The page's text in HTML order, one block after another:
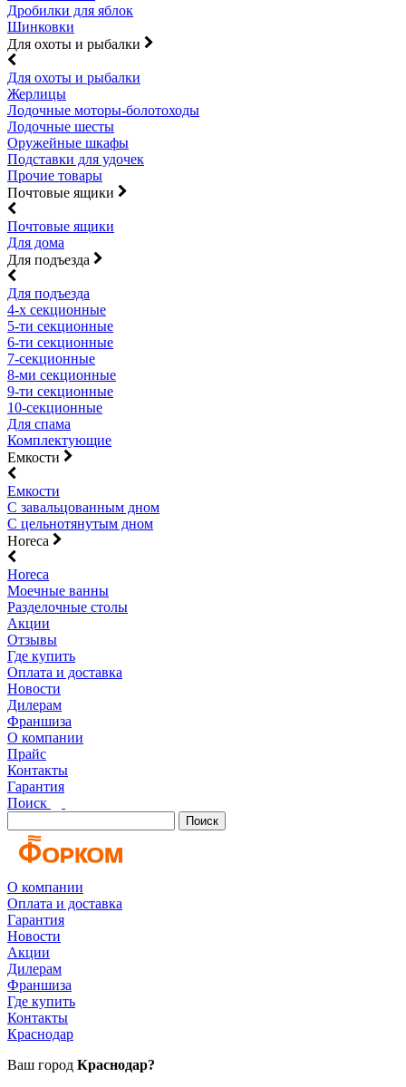
Дробилки для яблок
Шинковки
Для охоты и рыбалки
Для охоты и рыбалки
Жерлицы
Лодочные моторы-болотоходы
Лодочные шесты
Оружейные шкафы
Подставки для удочек
Прочие товары
Почтовые ящики
Почтовые ящики
Для дома
Для подъезда
Для подъезда
4-х секционные
5-ти секционные
6-ти секционные
7-секционные
8-ми секционные
9-ти секционные
10-секционные
Для спама
Комплектующие
Емкости
Емкости
С завальцованным дном
С цельнотянутым дном
Horeca
Horeca
Моечные ванны
Разделочные столы
Акции
Отзывы
Где купить
Оплата и доставка
Новости
Дилерам
Франшиза
О компании
Прайс
Контакты
Гарантия
Поиск
Поиск
О компании
Оплата и доставка
Гарантия
Новости
Акции
Дилерам
Франшиза
Где купить
Контакты
Краснодар
Ваш город Краснодар?